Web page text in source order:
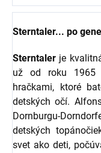
Sterntaler... po
Sterntaler je
už od roku 1965
hračkami, ktoré
detských očí.
Dornburgu-
detských
svet ako deti,